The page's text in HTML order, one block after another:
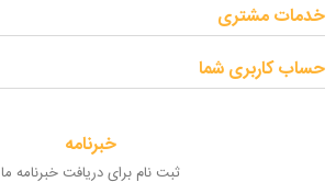
خبرنامه
ثبت نام برای دریافت خبرنامه ما
خدمات مشتری
حساب کاربری شما